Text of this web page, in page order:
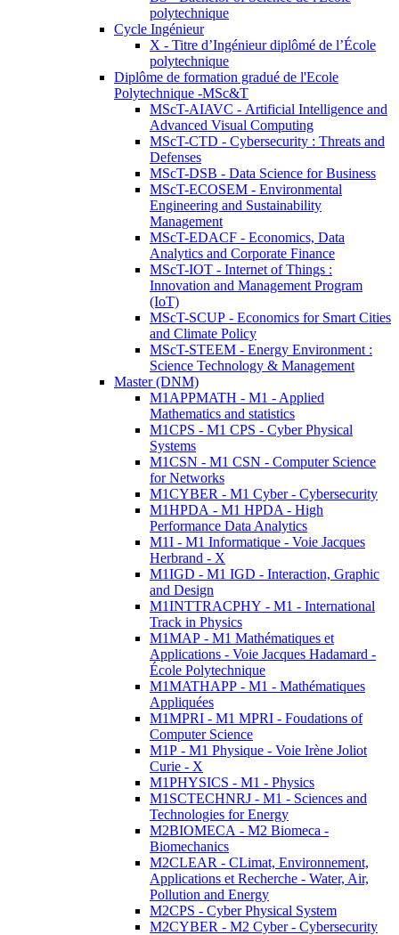
polytechnique
Cycle Ingénieur
X - Titre d’Ingénieur diplômé de l’École
polytechnique
Diplôme de formation gradué de l'Ecole
Polytechnique -MSc&T
MScT-AIAVC - Artificial Intelligence and
Advanced Visual Computing
MScT-CTD - Cybersecurity : Threats and
Defenses
MScT-DSB - Data Science for Business
MScT-ECOSEM - Environmental
Engineering and Sustainability
Management
MScT-EDACF - Economics, Data
Analytics and Corporate Finance
MScT-IOT - Internet of Things :
Innovation and Management Program
(IoT)
MScT-SCUP - Economics for Smart Cities
and Climate Policy
MScT-STEEM - Energy Environment :
Science Technology & Management
Master (DNM)
M1APPMATH - M1 - Applied
Mathematics and statistics
M1CPS - M1 CPS - Cyber Physical
Systems
M1CSN - M1 CSN - Computer Science
for Networks
M1CYBER - M1 Cyber - Cybersecurity
M1HPDA - M1 HPDA - High
Performance Data Analytics
M1I - M1 Informatique - Voie Jacques
Herbrand - X
M1IGD - M1 IGD - Interaction, Graphic
and Design
M1INTTRACPHY - M1 - International
Track in Physics
M1MAP - M1 Mathématiques et
Applications - Voie Jacques Hadamard -
École Polytechnique
M1MATHAPP - M1 - Mathématiques
Appliquées
M1MPRI - M1 MPRI - Foudations of
Computer Science
M1P - M1 Physique - Voie Irène Joliot
Curie - X
M1PHYSICS - M1 - Physics
M1SCTECHNRJ - M1 - Sciences and
Technologies for Energy
M2BIOMECA - M2 Biomeca -
Biomechanics
M2CLEAR - CLimat, Environnement,
Applications et Recherche - Water, Air,
Pollution and Energy
M2CPS - Cyber Physical System
M2CYBER - M2 Cyber - Cybersecurity